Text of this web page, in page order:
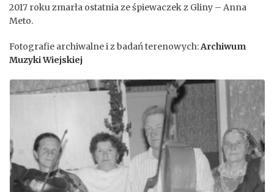
2017 roku zmarła ostatnia ze śpiewaczek z Gliny – Anna
Meto.
Fotografie archiwalne i z badań terenowych:Archiwum
Muzyki Wiejskiej